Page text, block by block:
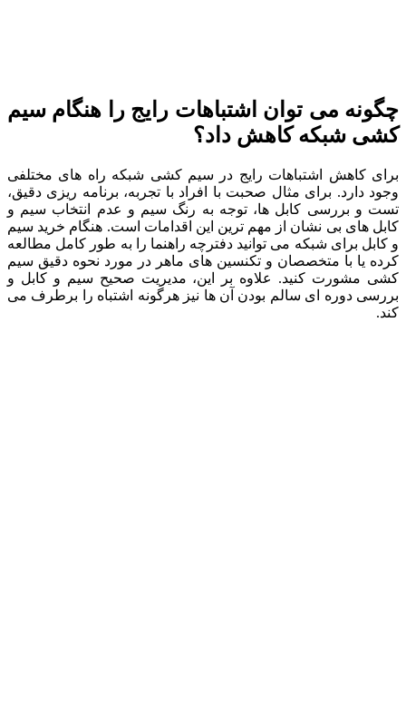
چگونه می‌ توان اشتباهات رایج را هنگام سیم
کشی شبکه کاهش داد؟
برای کاهش اشتباهات رایج در سیم کشی شبکه راه‌ های مختلفی
وجود دارد. برای مثال صحبت با افراد با تجربه، برنامه‌ ریزی دقیق،
تست و بررسی کابل‌ ها، توجه به رنگ سیم و عدم انتخاب سیم و
کابل‌ های بی‌ نشان از مهم‌ ترین این اقدامات است. هنگام خرید سیم
و کابل برای شبکه می‌ توانید دفترچه راهنما را به طور کامل مطالعه
کرده یا با متخصصان و تکنسین‌ های ماهر در مورد نحوه دقیق سیم
کشی مشورت کنید. علاوه بر این، مدیریت صحیح سیم و کابل و
بررسی دوره‌ ای سالم بودن آن ها نیز هرگونه اشتباه را برطرف می‌
کند.